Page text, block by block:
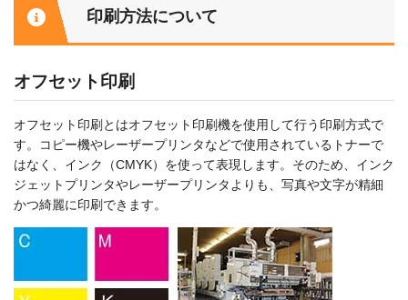
印刷方法について
オフセット印刷
オフセット印刷とはオフセット印刷機を使用して行う印刷方式で
す。コピー機やレーザープリンタなどで使用されているトナーで
はなく、インク（CMYK）を使って表現します。そのため、インク
ジェットプリンタやレーザープリンタよりも、写真や文字が精細
かつ綺麗に印刷できます。